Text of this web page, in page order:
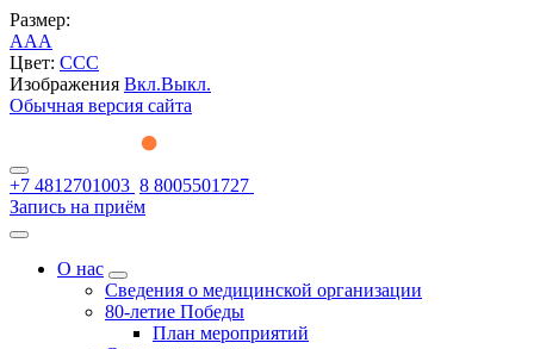
Размер:
AAA
Цвет: CCC
Изображения Вкл.Выкл.
Обычная версия сайта
+7 4812701003 8 8005501727
Запись на приём
О нас
Сведения о медицинской организации
80-летие Победы
План мероприятий